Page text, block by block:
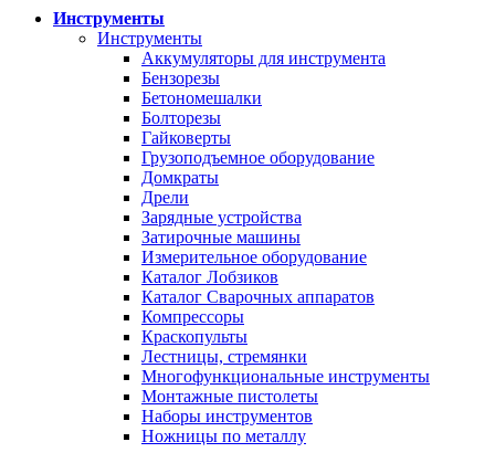
Инструменты
Инструменты
Аккумуляторы для инструмента
Бензорезы
Бетономешалки
Болторезы
Гайковерты
Грузоподъемное оборудование
Домкраты
Дрели
Зарядные устройства
Затирочные машины
Измерительное оборудование
Каталог Лобзиков
Каталог Сварочных аппаратов
Компрессоры
Краскопульты
Лестницы, стремянки
Многофункциональные инструменты
Монтажные пистолеты
Наборы инструментов
Ножницы по металлу